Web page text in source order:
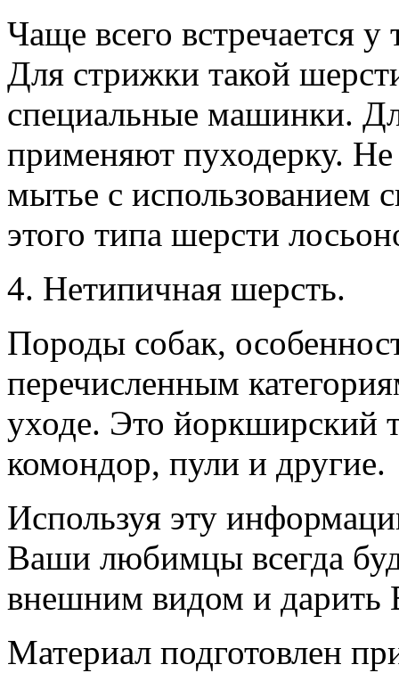
Чаще всего встречается
Для стрижки такой
специальные машинки.
применяют пуходерку.
мытье с использованием
этого типа шерсти
4. Нетипичная шерсть.
Породы собак,
перечисленным
уходе. Это йоркширский
комондор, пули и другие.
Используя эту
Ваши любимцы всегда
внешним видом и
Материал подготовлен